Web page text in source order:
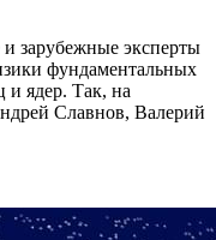
зарубежные эксперты
фундаментальных
и ядер. Так, на
Славнов, Валерий